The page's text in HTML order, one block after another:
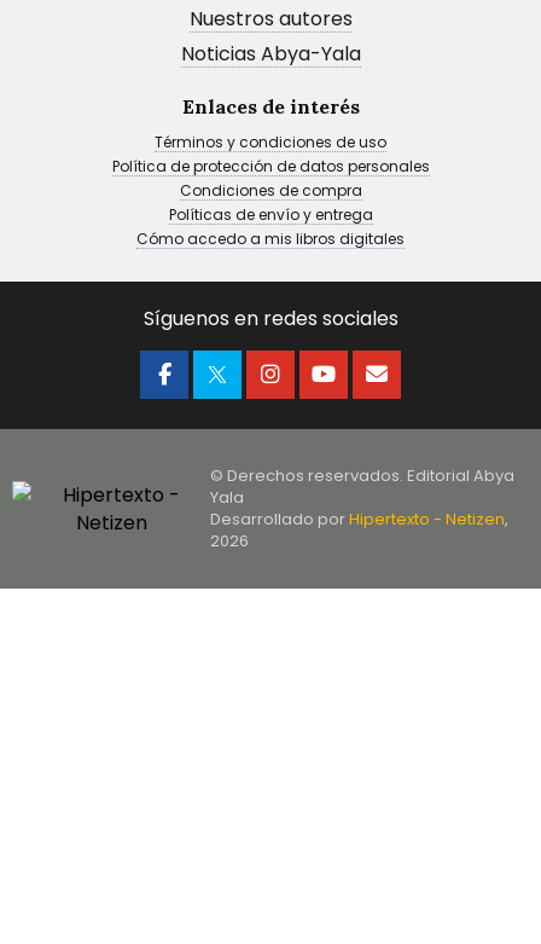
Nuestros autores
Noticias Abya-Yala
Enlaces de interés
Términos y condiciones de uso
Política de protección de datos personales
Condiciones de compra
Políticas de envío y entrega
Cómo accedo a mis libros digitales
Síguenos en redes sociales
© Derechos reservados. Editorial Abya
Yala
Desarrollado porHipertexto - Netizen,
2026